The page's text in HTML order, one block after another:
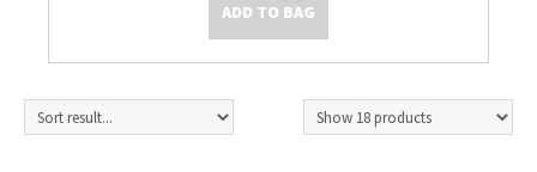
ADD TO BAG